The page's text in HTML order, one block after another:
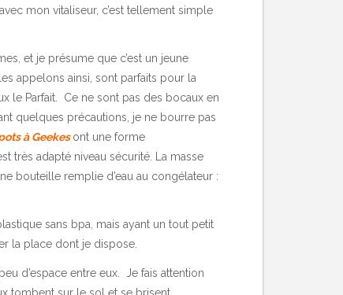
mon vitaliseur, c’est tellement simple
et je présume que c’est un jeune
appelons ainsi, sont parfaits pour la
le Parfait. Ce ne sont pas des bocaux en
quelques précautions, je ne bourre pas
à Geekesont une forme
très adapté niveau sécurité. La masse
bouteille remplie d’eau au congélateur :
sans bpa, mais ayant un tout petit
la place dont je dispose.
d’espace entre eux. Je fais attention
tombent sur le sol et se brisent.